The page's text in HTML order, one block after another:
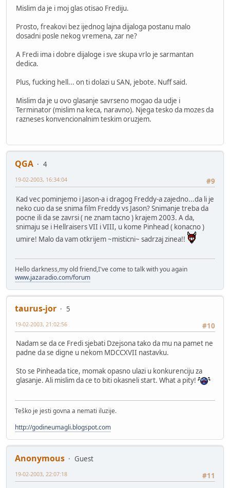
Mislim da je i moj glas otisao Frediju.
Prosto, freakovi bez ijednog lajna dijaloga postanu malo
dosadni posle nekog vremena, zar ne?
A Fredi ima i dobre dijaloge i sve skupa vrlo je sarmantan
dedica.
Plus, fucking hell... on ti dolazi u SAN, jebote. Nuff said.
Mislim da je u ovo glasanje savrseno mogao da udje i
Terminator (mislim na keca, naravno). Njega tesko da mozes da
razneses konvencionalnim teskim oruzjem.
QGA
4
#9
19-02-2003, 16:34:04
Kad vec pominjemo i Jason-a i dragog Freddy-a zajedno...da li je
neko cuo da se snima film Freddy vs Jason? Snimanje treba da
pocne ili da se zavrsi ( ne znam tacno ) krajem 2003. A da,
snimaju se i Hellraisers VII i VIII, u kome Pinhead ( konacno )
umire! Malo da vam otkrijem ~misticni~ sadrzaj zinea!!
Hello darkness,my old friend,I've come to talk with you again
www.jazaradio.com/forum
taurus-jor
5
#10
19-02-2003, 21:02:56
Nadam se da ce Fredi sjebati Dzejsona tako da mu na pamet ne
padne da se digne u nekom MDCCXVII nastavku.
Sto se Pinheada tice, momak opasno ulazi u konkurenciju za
glasanje. Ali mislim da ce to biti okasneli start. What a pity!
Teško je jesti govna a nemati iluzije.
http://godineumagli.blogspot.com
Anonymous
Guest
#11
19-02-2003, 22:07:18